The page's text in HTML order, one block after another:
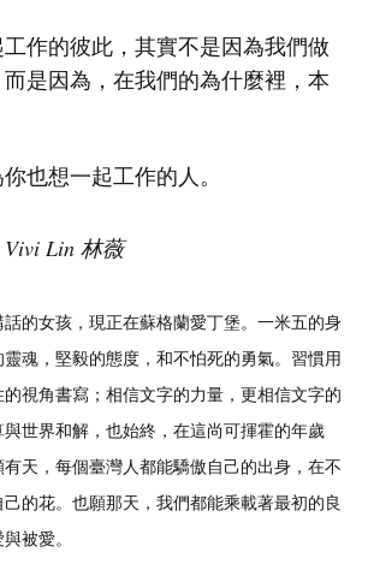
作的彼此，其實不是因為我們做
是因為，在我們的為什麼裡，本
也想一起工作的人。
Lin 林薇
的女孩，現正在蘇格蘭愛丁堡。一米五的身
魂，堅毅的態度，和不怕死的勇氣。習慣用
視角書寫；相信文字的力量，更相信文字的
世界和解，也始終，在這尚可揮霍的年歲
天，每個臺灣人都能驕傲自己的出身，在不
的花。也願那天，我們都能乘載著最初的良
被愛。